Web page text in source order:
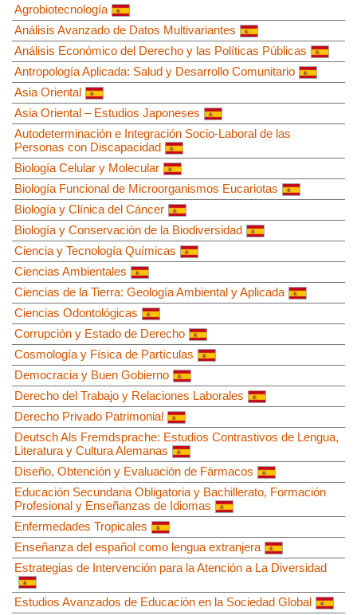
Agrobiotecnología
Análisis Avanzado de Datos Multivariantes
Análisis Económico del Derecho y las Políticas Públicas
Antropología Aplicada: Salud y Desarrollo Comunitario
Asia Oriental
Asia Oriental – Estudios Japoneses
Autodeterminación e Integración Socio-Laboral de las
Personas con Discapacidad
Biología Celular y Molecular
Biología Funcional de Microorganismos Eucariotas
Biología y Clínica del Cáncer
Biología y Conservación de la Biodiversidad
Ciencia y Tecnología Químicas
Ciencias Ambientales
Ciencias de la Tierra: Geología Ambiental y Aplicada
Ciencias Odontológicas
Corrupción y Estado de Derecho
Cosmología y Física de Partículas
Democracia y Buen Gobierno
Derecho del Trabajo y Relaciones Laborales
Derecho Privado Patrimonial
Deutsch Als Fremdsprache: Estudios Contrastivos de Lengua,
Literatura y Cultura Alemanas
Diseño, Obtención y Evaluación de Fármacos
Educación Secundaria Obligatoria y Bachillerato, Formación
Profesional y Enseñanzas de Idiomas
Enfermedades Tropicales
Enseñanza del español como lengua extranjera
Estrategias de Intervención para la Atención a La Diversidad
Estudios Avanzados de Educación en la Sociedad Global